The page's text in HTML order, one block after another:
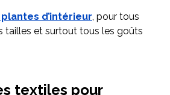
d’intérieur, pour tous
tailles et surtout tous les goûts
textiles pour